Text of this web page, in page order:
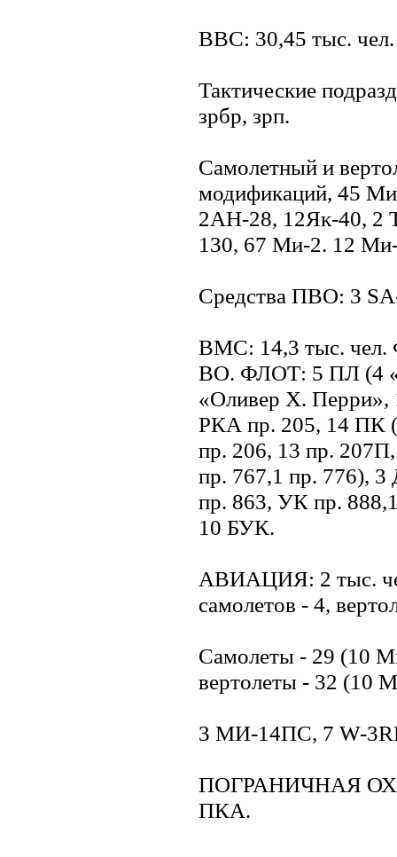
ВВС: 30,45 тыс. чел.
Тактические
зрбр, зрп.
Самолетный и
модификаций, 45
2АН-28, 12Як-40, 2
130, 67 Ми-2. 12
Средства ПВО: 3
ВМС: 14,3 тыс. чел.
ВО. ФЛОТ: 5 ПЛ (4
«Оливер X.
РКА пр. 205, 14 ПК
пр. 206, 13 пр.
пр. 767,1 пр. 776),
пр. 863, УК пр.
10 БУК.
АВИАЦИЯ: 2 тыс.
самолетов - 4,
Самолеты - 29 (10
вертолеты - 32 (10
3 МИ-14ПС, 7 W-
ПОГРАНИЧНАЯ
ПКА.